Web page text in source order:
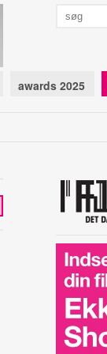
awards 2025